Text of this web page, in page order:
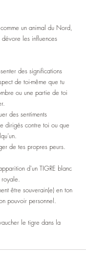
un animal du Nord,
les influences
des significations
de toi-même que tu
ou une partie de toi
des sentiments
dirigés contre toi ou que
de tes propres peurs.
d'un TIGRE blanc
être souverain(e) en ton
pouvoir personnel.
le tigre dans la